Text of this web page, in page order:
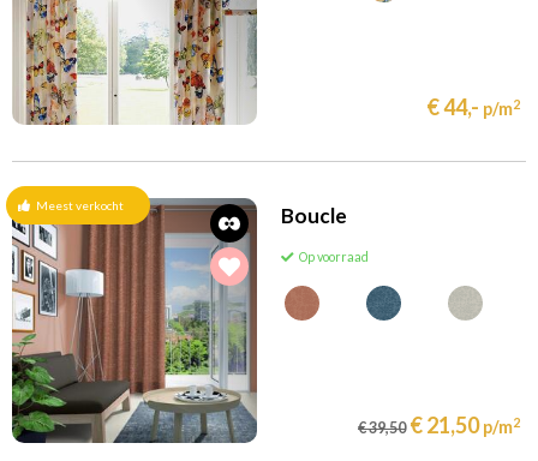
€ 44,- p/m2
Meest verkocht Boucle
Op voorraad
€ 39,50 € 21,50 p/m2